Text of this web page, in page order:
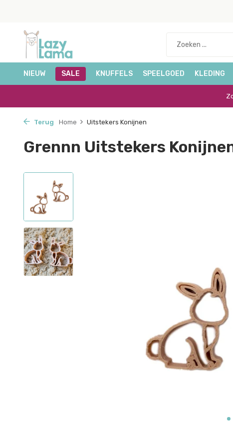
NIEUW SALE KNUFFELS SPEELGOED KLEDING
Terug Home Uitstekers Konijnen
Grennn Uitstekers